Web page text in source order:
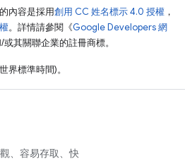
內容是採用創用 CC 姓名標示 4.0 授權 ，
。詳情請參閱《Google Developers 網
其關聯企業的註冊商標。
界標準時間)。
、容易存取、快